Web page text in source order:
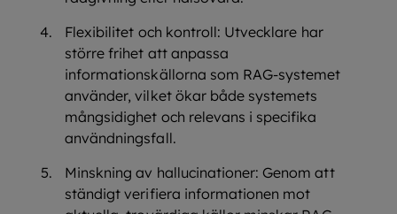
Flexibilitet och kontroll: Utvecklare har
större frihet att anpassa
informationskällorna som RAG-systemet
använder, vilket ökar både systemets
mångsidighet och relevans i specifika
användningsfall.
Minskning av hallucinationer: Genom att
ständigt verifiera informationen mot